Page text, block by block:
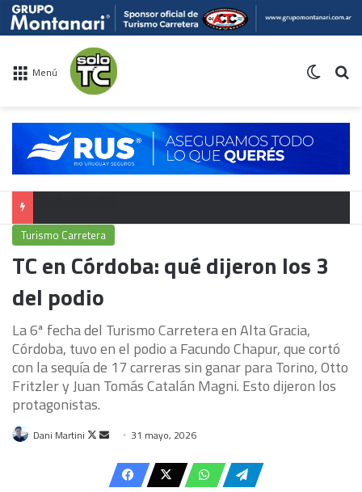
Menú
Turismo Carretera
TC en Córdoba: qué dijeron los 3
del podio
La 6ª fecha del Turismo Carretera en Alta Gracia,
Córdoba, tuvo en el podio a Facundo Chapur, que cortó
con la sequía de 17 carreras sin ganar para Torino, Otto
Fritzler y Juan Tomás Catalán Magni. Esto dijeron los
protagonistas.
Dani Martini
Follow
Send
email
31 mayo, 2026